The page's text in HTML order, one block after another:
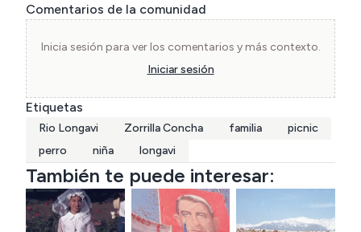
Comentarios de la comunidad
Inicia sesión para ver los comentarios y más contexto.
Iniciar sesión
Etiquetas
Rio Longavi Zorrilla Concha familia
picnic
perro
niña longavi
También te puede interesar: